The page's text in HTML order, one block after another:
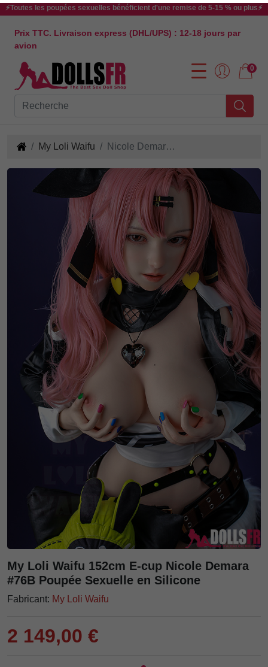
⚡Toutes les poupées sexuelles bénéficient d'une remise de 5-15 % ou plus⚡
Prix TTC. Livraison express (DHL/UPS) : 12-18 jours par
avion
0
My Loli Waifu Nicole Demara Sex Doll 152cm E-cup Poupée Sexuelle en Silicone
My Loli Waifu 152cm E-cup Nicole Demara
#76B Poupée Sexuelle en Silicone
Fabricant: My Loli Waifu
2 149,00 €